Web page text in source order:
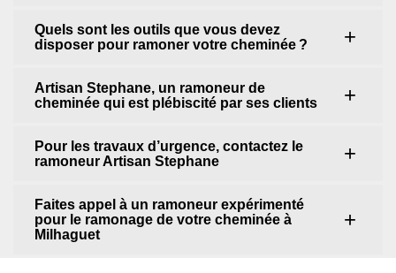
Quels sont les outils que vous devez
disposer pour ramoner votre cheminée ?
Artisan Stephane, un ramoneur de
cheminée qui est plébiscité par ses clients
Pour les travaux d’urgence, contactez le
ramoneur Artisan Stephane
Faites appel à un ramoneur expérimenté
pour le ramonage de votre cheminée à
Milhaguet